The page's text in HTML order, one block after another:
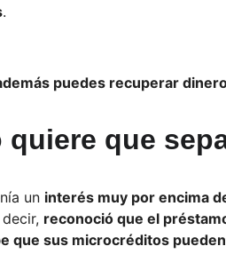
.
puedes recuperar
que
un interés muy por encima
reconoció que el
que sus microcréditos